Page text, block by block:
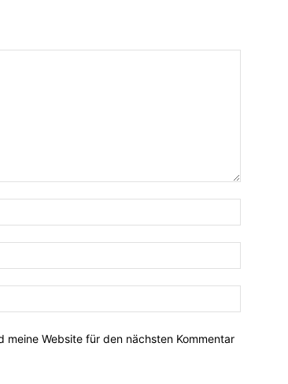
Mail:*
meine Website für den nächsten Kommentar